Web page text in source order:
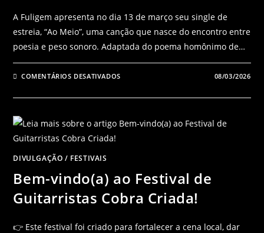
A Fuligem apresenta no dia 13 de março seu single de
estreia, “Ao Meio”, uma canção que nasce do encontro entre
poesia e peso sonoro. Adaptada do poema homônimo de…
COMENTÁRIOS DESATIVADOS 08/03/2026
DIVULGAÇÃO / FESTIVAIS
Bem-vindo(a) ao Festival de
Guitarristas Cobra Criada!
👉 Este festival foi criado para fortalecer a cena local, dar